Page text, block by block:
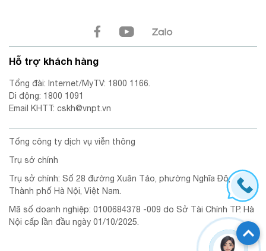
Hỗ trợ khách hàng
Tổng đài: Internet/MyTV: 1800 1166.
Di động: 1800 1091
Email KHTT: cskh@vnpt.vn
Tổng công ty dịch vụ viễn thông
Trụ sở chính
Trụ sở chính: Số 28 đường Xuân Tảo, phường Nghĩa Đô,
Thành phố Hà Nội, Việt Nam.
Mã số doanh nghiệp: 0100684378 -009 do Sở Tài Chính TP. Hà
Nội cấp lần đầu ngày 01/10/2025.